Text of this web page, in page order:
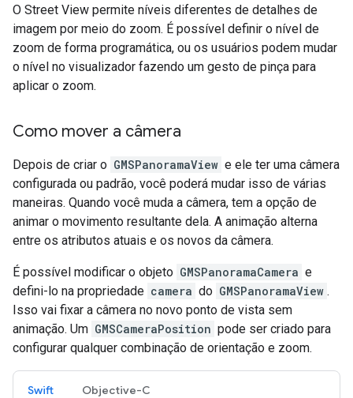
O Street View permite níveis diferentes de detalhes de
imagem por meio do zoom. É possível definir o nível de
zoom de forma programática, ou os usuários podem mudar
o nível no visualizador fazendo um gesto de pinça para
aplicar o zoom.
Como mover a câmera
Depois de criar o GMSPanoramaView e ele ter uma câmera
configurada ou padrão, você poderá mudar isso de várias
maneiras. Quando você muda a câmera, tem a opção de
animar o movimento resultante dela. A animação alterna
entre os atributos atuais e os novos da câmera.
É possível modificar o objeto GMSPanoramaCamera e
defini-lo na propriedade camera do GMSPanoramaView .
Isso vai fixar a câmera no novo ponto de vista sem
animação. Um GMSCameraPosition pode ser criado para
configurar qualquer combinação de orientação e zoom.
Swift Objective-C